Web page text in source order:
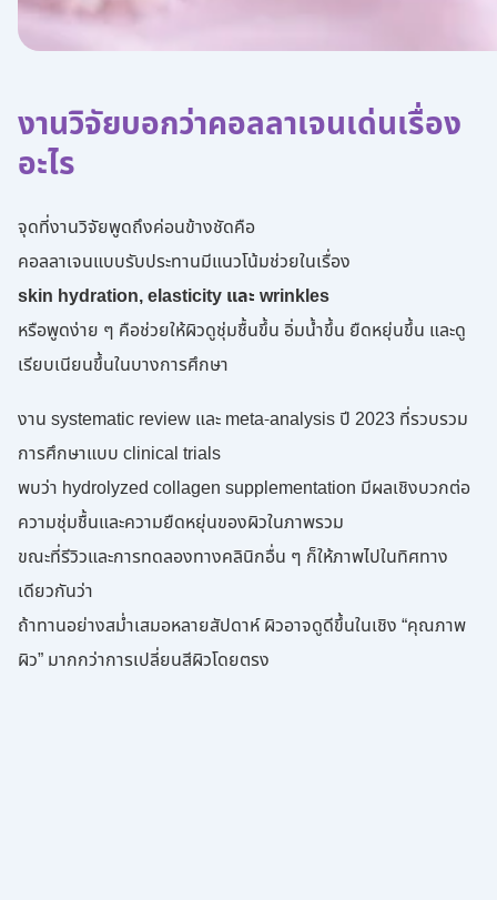
งานวิจัยบอกว่าคอลลาเจนเด่นเรื่อง
อะไร
จุดที่งานวิจัยพูดถึงค่อนข้างชัดคือ
คอลลาเจนแบบรับประทานมีแนวโน้มช่วยในเรื่อง
skin hydration, elasticity และ wrinkles
หรือพูดง่าย ๆ คือช่วยให้ผิวดูชุ่มชื้นขึ้น อิ่มน้ำขึ้น ยืดหยุ่นขึ้น และดู
เรียบเนียนขึ้นในบางการศึกษา
งาน systematic review และ meta-analysis ปี 2023 ที่รวบรวม
การศึกษาแบบ clinical trials
พบว่า hydrolyzed collagen supplementation มีผลเชิงบวกต่อ
ความชุ่มชื้นและความยืดหยุ่นของผิวในภาพรวม
ขณะที่รีวิวและการทดลองทางคลินิกอื่น ๆ ก็ให้ภาพไปในทิศทาง
เดียวกันว่า
ถ้าทานอย่างสม่ำเสมอหลายสัปดาห์ ผิวอาจดูดีขึ้นในเชิง “คุณภาพ
ผิว” มากกว่าการเปลี่ยนสีผิวโดยตรง